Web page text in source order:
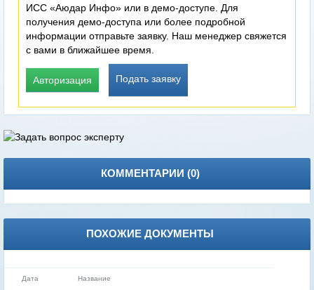
ИСС «Аюдар Инфо» или в демо-доступе. Для
получения демо-доступа или более подробной
информации отправьте заявку. Наш менеджер свяжется
с вами в ближайшее время.
Авторизация Подать заявку
КОММЕНТАРИИ (0)
ПОХОЖИЕ ДОКУМЕНТЫ
Дата Название